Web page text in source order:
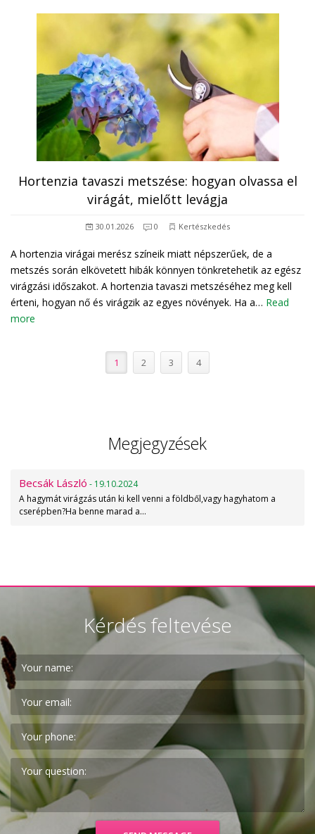
Hortenzia tavaszi metszése: hogyan olvassa el
virágát, mielőtt levágja
30.01.2026 0 Kertészkedés
A hortenzia virágai merész színeik miatt népszerűek, de a
metszés során elkövetett hibák könnyen tönkretehetik az egész
virágzási időszakot. A hortenzia tavaszi metszéséhez meg kell
érteni, hogyan nő és virágzik az egyes növények. Ha a… Read
more
1 2 3 4
Megjegyzések
Becsák László - 19.10.2024
A hagymát virágzás után ki kell venni a földből,vagy hagyhatom a
cserépben?Ha benne marad a…
Kérdés feltevése